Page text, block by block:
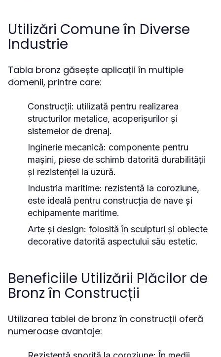
Utilizări Comune în Diverse
Industrie
Tabla bronz găsește aplicații în multiple
domenii, printre care:
Construcții: utilizată pentru realizarea
structurilor metalice, acoperișurilor și
sistemelor de drenaj.
Inginerie mecanică: componente pentru
mașini, piese de schimb datorită durabilității
și rezistenței la uzură.
Industria maritime: rezistentă la coroziune,
este ideală pentru construcția de nave și
echipamente maritime.
Arte și design: folosită în sculpturi și obiecte
decorative datorită aspectului său estetic.
Beneficiile Utilizării Plăcilor de
Bronz în Construcții
Utilizarea tablei de bronz în construcții oferă
numeroase avantaje: